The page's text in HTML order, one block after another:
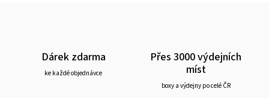
Dárek zdarma
ke každé objednávce
Přes 3000 výdejních
míst
boxy a výdejny po celé ČR